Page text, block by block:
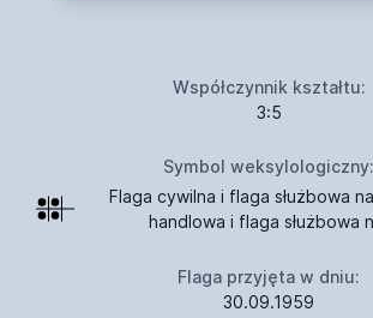
Współczynnik kształtu:
3:5
Symbol weksylologiczny:
Flaga cywilna i flaga służbowa
handlowa i flaga służbowa
Flaga przyjęta w dniu:
30.09.1959